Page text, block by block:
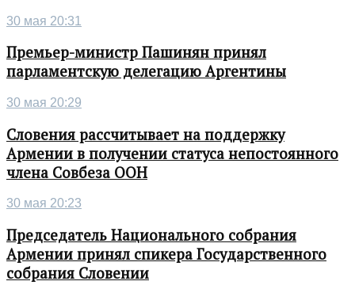
30 мая 20:31
Премьер-министр Пашинян принял
парламентскую делегацию Аргентины
30 мая 20:29
Словения рассчитывает на поддержку
Армении в получении статуса непостоянного
члена Совбеза ООН
30 мая 20:23
Председатель Национального собрания
Армении принял спикера Государственного
собрания Словении